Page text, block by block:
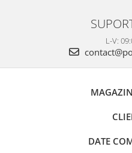
L-V:
DATE